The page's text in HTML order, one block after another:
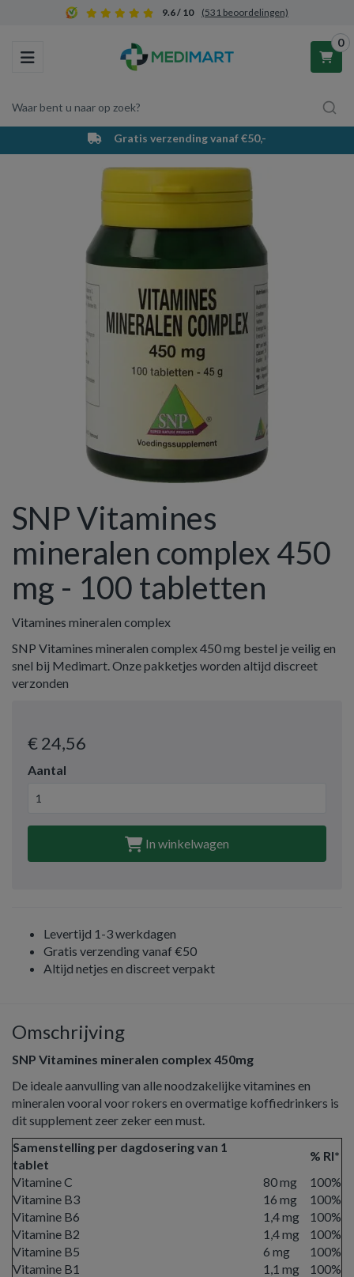
9.6 / 10 (531 beoordelingen)
Toggle navigation
Waar bent u naar op zoek?
0
Winkelwagen
Vul hem met producten.
Gratis verzending vanaf €50,-
SNP Vitamines
mineralen complex 450
mg - 100 tabletten
Vitamines mineralen complex
SNP Vitamines mineralen complex 450 mg bestel je veilig en
snel bij Medimart. Onze pakketjes worden altijd discreet
verzonden
€ 24,56
Aantal
In winkelwagen
Levertijd 1-3 werkdagen
Gratis verzending vanaf €50
Altijd netjes en discreet verpakt
Omschrijving
SNP Vitamines mineralen complex 450mg
De ideale aanvulling van alle noodzakelijke vitamines en
mineralen vooral voor rokers en overmatige koffiedrinkers is
dit supplement zeer zeker een must.
Samenstelling per dagdosering van 1
tablet
% RI*
Vitamine C
80 mg
100%
Vitamine B3
16 mg
100%
Vitamine B6
1,4 mg
100%
Vitamine B2
1,4 mg
100%
Vitamine B5
6 mg
100%
Vitamine B1
1,1 mg
100%